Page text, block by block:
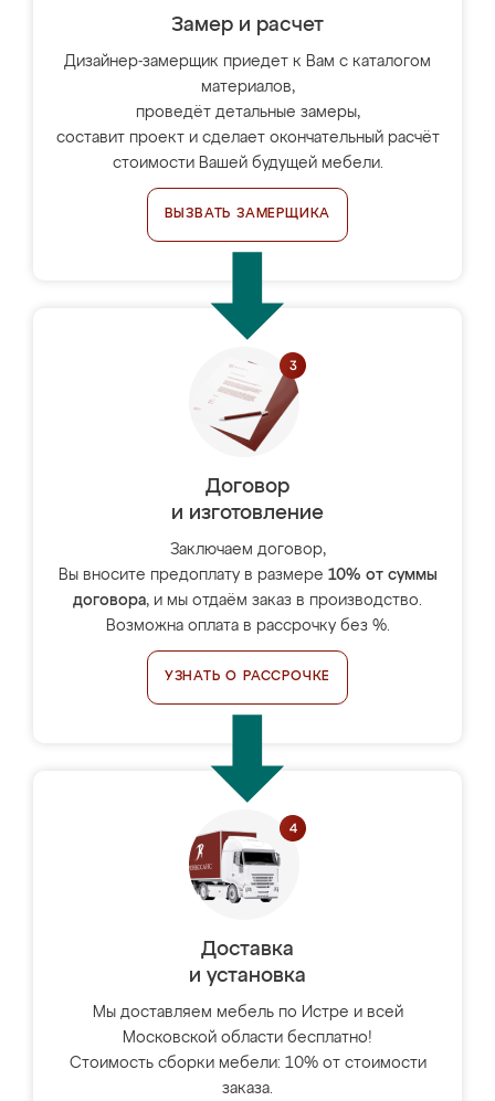
Замер и расчет
Дизайнер-замерщик приедет к Вам с каталогом
материалов,
проведёт детальные замеры,
составит проект и сделает окончательный расчёт
стоимости Вашей будущей мебели.
ВЫЗВАТЬ ЗАМЕРЩИКА
Договор
и изготовление
Заключаем договор,
Вы вносите предоплату в размере 10% от суммы
договора, и мы отдаём заказ в производство.
Возможна оплата в рассрочку без %.
УЗНАТЬ О РАССРОЧКЕ
Доставка
и установка
Мы доставляем мебель по Истре и всей
Московской области бесплатно!
Стоимость сборки мебели: 10% от стоимости
заказа.